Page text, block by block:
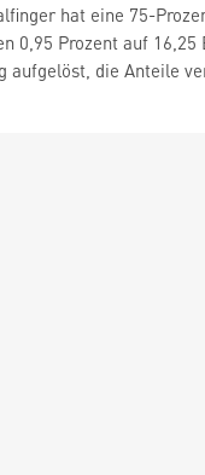
hat eine 75-
0,95 Prozent auf
aufgelöst, die Anteile